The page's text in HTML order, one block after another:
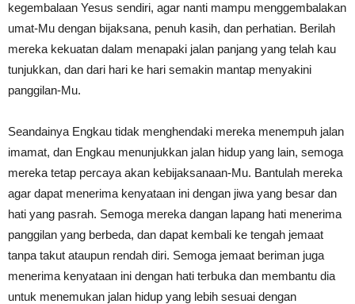
kegembalaan Yesus sendiri, agar nanti mampu menggembalakan
umat-Mu dengan bijaksana, penuh kasih, dan perhatian. Berilah
mereka kekuatan dalam menapaki jalan panjang yang telah kau
tunjukkan, dan dari hari ke hari semakin mantap menyakini
panggilan-Mu.
Seandainya Engkau tidak menghendaki mereka menempuh jalan
imamat, dan Engkau menunjukkan jalan hidup yang lain, semoga
mereka tetap percaya akan kebijaksanaan-Mu. Bantulah mereka
agar dapat menerima kenyataan ini dengan jiwa yang besar dan
hati yang pasrah. Semoga mereka dangan lapang hati menerima
panggilan yang berbeda, dan dapat kembali ke tengah jemaat
tanpa takut ataupun rendah diri. Semoga jemaat beriman juga
menerima kenyataan ini dengan hati terbuka dan membantu dia
untuk menemukan jalan hidup yang lebih sesuai dengan